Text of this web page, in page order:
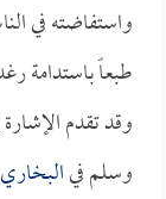
واستفاضته في
طبعاً باستدامة
وقد تقدم
وسلم فيالبخاري